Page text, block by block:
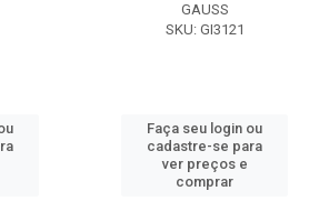
GAUSS
SKU: GI3121
Faça seu login ou
cadastre-se para
ver preços e
comprar